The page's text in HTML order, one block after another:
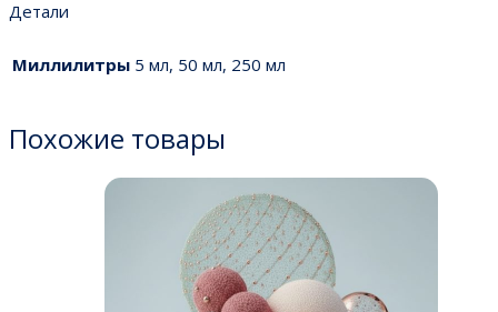
Детали
Миллилитры 5 мл, 50 мл, 250 мл
Похожие товары